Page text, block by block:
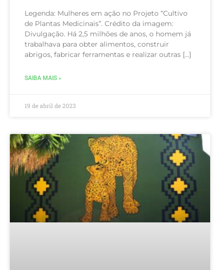
Legenda: Mulheres em ação no Projeto “Cultivo
de Plantas Medicinais”. Crédito da imagem:
Divulgação. Há 2,5 milhões de anos, o homem já
trabalhava para obter alimentos, construir
abrigos, fabricar ferramentas e realizar outras […]
SAIBA MAIS »
19 de abril de 2023